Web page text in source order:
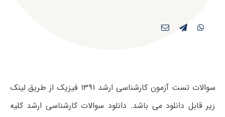
سوالات تست آزمون کارشناسی ارشد ۱۳۹۱ فیزیک از طریق لینک
زیر قابل دانلود می باشد. دانلود سوالات کارشناسی ارشد کلیه